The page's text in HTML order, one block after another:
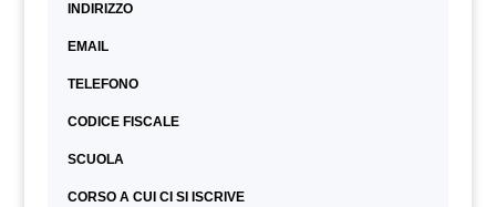
INDIRIZZO
EMAIL
TELEFONO
CODICE FISCALE
SCUOLA
CORSO A CUI CI SI ISCRIVE